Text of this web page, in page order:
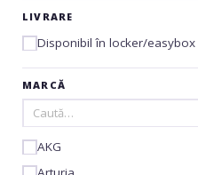
LIVRARE
Disponibil în locker/easybox
MARCĂ
AKG